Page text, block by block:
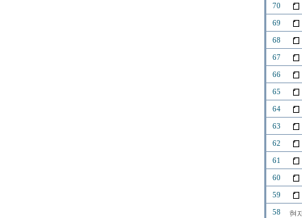
70
69
68
67
66
65
64
63
62
61
60
59
58